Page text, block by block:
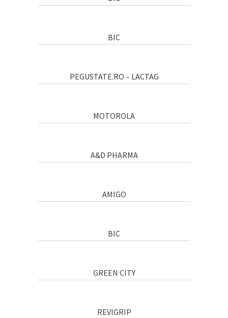
BIC
PEGUSTATE.RO – LACTAG
MOTOROLA
A&D PHARMA
AMIGO
BIC
GREEN CITY
REVIGRIP